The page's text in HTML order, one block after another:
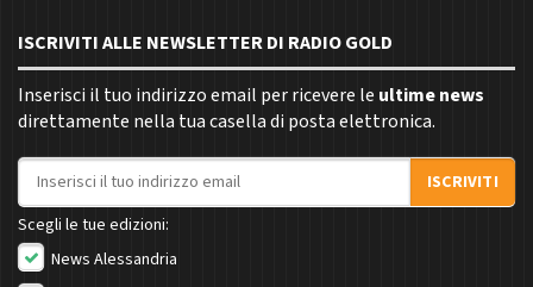
ISCRIVITI ALLE NEWSLETTER DI RADIO GOLD
Inserisci il tuo indirizzo email per ricevere le ultime news
direttamente nella tua casella di posta elettronica.
Indirizzo email
ISCRIVITI
Scegli le tue edizioni:
News Alessandria